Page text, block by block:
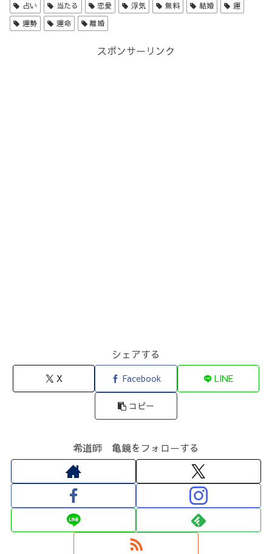
占い 当たる 恋愛 浮気 無料 結婚
運
運勢
運命 離婚
スポンサーリンク
シェアする
X Facebook LINE
コピー
希道師 亀鏡をフォローする